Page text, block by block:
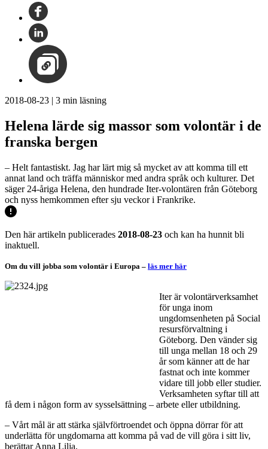
2018-08-23 | 3 min läsning
Helena lärde sig massor som volontär i de
franska bergen
– Helt fantastiskt. Jag har lärt mig så mycket av att komma till ett
annat land och träffa människor med andra språk och kulturer. Det
säger 24-åriga Helena, den hundrade Iter-volontären från Göteborg
och nyss hemkommen efter sju veckor i Frankrike.
Den här artikeln publicerades 2018-08-23 och kan ha hunnit bli
inaktuell.
Om du vill jobba som volontär i Europa – läs mer här
Iter är volontärverksamhet
för unga inom
ungdomsenheten på Social
resursförvaltning i
Göteborg. Den vänder sig
till unga mellan 18 och 29
år som känner att de har
fastnat och inte kommer
vidare till jobb eller studier.
Verksamheten syftar till att
få dem i någon form av sysselsättning – arbete eller utbildning.
– Vårt mål är att stärka självförtroendet och öppna dörrar för att
underlätta för ungdomarna att komma på vad de vill göra i sitt liv,
berättar Anna Lilja.